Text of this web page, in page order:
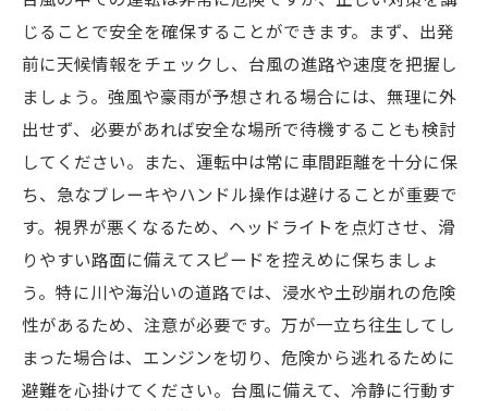
じることで安全を確保することができます。まず、出発
前に天候情報をチェックし、台風の進路や速度を把握し
ましょう。強風や豪雨が予想される場合には、無理に外
出せず、必要があれば安全な場所で待機することも検討
してください。また、運転中は常に車間距離を十分に保
ち、急なブレーキやハンドル操作は避けることが重要で
す。視界が悪くなるため、ヘッドライトを点灯させ、滑
りやすい路面に備えてスピードを控えめに保ちましょ
う。特に川や海沿いの道路では、浸水や土砂崩れの危険
性があるため、注意が必要です。万が一立ち往生してし
まった場合は、エンジンを切り、危険から逃れるために
避難を心掛けてください。台風に備えて、冷静に行動す